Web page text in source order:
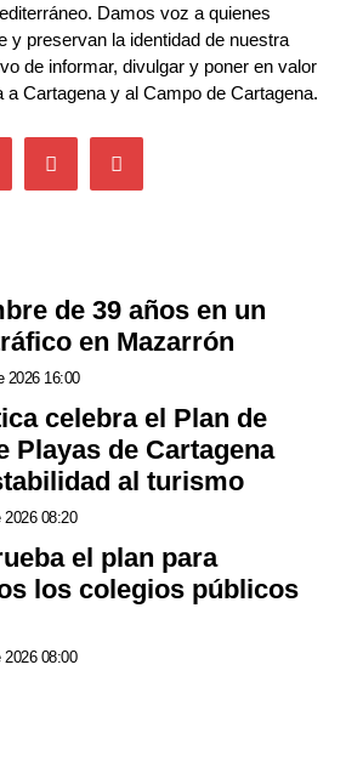
Damos voz a quienes
y preservan la identidad de nuestra
de informar, divulgar y poner en valor
a Cartagena y al Campo de Cartagena.
de 39 años en un
en Mazarrón
2026 16:00
celebra el Plan de
Playas de Cartagena
al turismo
2026 08:20
el plan para
los colegios públicos
2026 08:00